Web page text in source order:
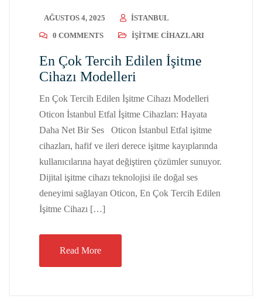
AĞUSTOS 4, 2025
ISTANBUL
0 COMMENTS
İŞITME CIHAZLARI
En Çok Tercih Edilen İşitme
Cihazı Modelleri
En Çok Tercih Edilen İşitme Cihazı Modelleri
Oticon İstanbul Etfal İşitme Cihazları: Hayata
Daha Net Bir Ses Oticon İstanbul Etfal işitme
cihazları, hafif ve ileri derece işitme kayıplarında
kullanıcılarına hayat değiştiren çözümler sunuyor.
Dijital işitme cihazı teknolojisi ile doğal ses
deneyimi sağlayan Oticon, En Çok Tercih Edilen
İşitme Cihazı […]
Read More